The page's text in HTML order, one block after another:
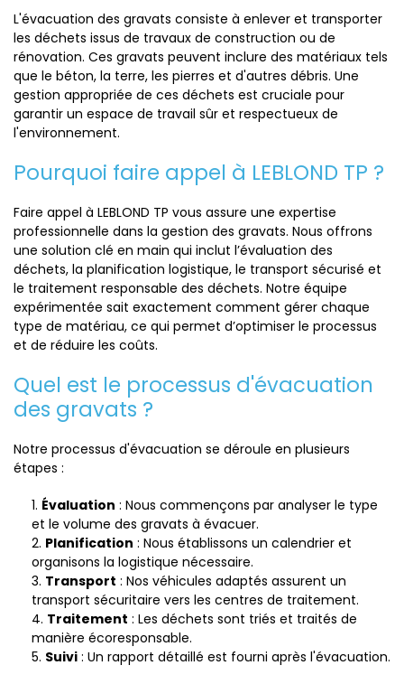
L'évacuation des gravats consiste à enlever et transporter
les déchets issus de travaux de construction ou de
rénovation. Ces gravats peuvent inclure des matériaux tels
que le béton, la terre, les pierres et d'autres débris. Une
gestion appropriée de ces déchets est cruciale pour
garantir un espace de travail sûr et respectueux de
l'environnement.
Pourquoi faire appel à LEBLOND TP ?
Faire appel à LEBLOND TP vous assure une expertise
professionnelle dans la gestion des gravats. Nous offrons
une solution clé en main qui inclut l’évaluation des
déchets, la planification logistique, le transport sécurisé et
le traitement responsable des déchets. Notre équipe
expérimentée sait exactement comment gérer chaque
type de matériau, ce qui permet d’optimiser le processus
et de réduire les coûts.
Quel est le processus d'évacuation
des gravats ?
Notre processus d'évacuation se déroule en plusieurs
étapes :
Évaluation : Nous commençons par analyser le type
et le volume des gravats à évacuer.
Planification : Nous établissons un calendrier et
organisons la logistique nécessaire.
Transport : Nos véhicules adaptés assurent un
transport sécuritaire vers les centres de traitement.
Traitement : Les déchets sont triés et traités de
manière écoresponsable.
Suivi : Un rapport détaillé est fourni après l'évacuation.